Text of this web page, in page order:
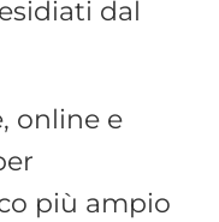
dal
online e
più ampio